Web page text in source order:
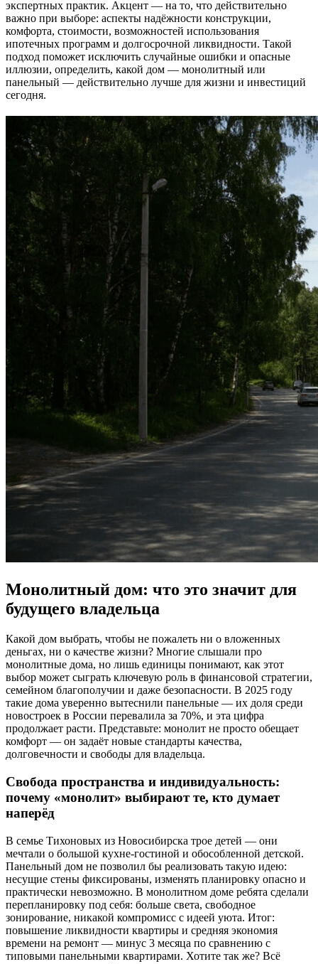
экспертных практик. Акцент — на то, что действительно
важно при выборе: аспекты надёжности конструкции,
комфорта, стоимости, возможностей использования
ипотечных программ и долгосрочной ликвидности. Такой
подход поможет исключить случайные ошибки и опасные
иллюзии, определить, какой дом — монолитный или
панельный — действительно лучше для жизни и инвестиций
сегодня.
Монолитный дом: что это значит для
будущего владельца
Какой дом выбрать, чтобы не пожалеть ни о вложенных
деньгах, ни о качестве жизни? Многие слышали про
монолитные дома, но лишь единицы понимают, как этот
выбор может сыграть ключевую роль в финансовой стратегии,
семейном благополучии и даже безопасности. В 2025 году
такие дома уверенно вытеснили панельные — их доля среди
новостроек в России перевалила за 70%, и эта цифра
продолжает расти. Представьте: монолит не просто обещает
комфорт — он задаёт новые стандарты качества,
долговечности и свободы для владельца.
Свобода пространства и индивидуальность:
почему «монолит» выбирают те, кто думает
наперёд
В семье Тихоновых из Новосибирска трое детей — они
мечтали о большой кухне-гостиной и обособленной детской.
Панельный дом не позволил бы реализовать такую идею:
несущие стены фиксированы, изменять планировку опасно и
практически невозможно. В монолитном доме ребята сделали
перепланировку под себя: больше света, свободное
зонирование, никакой компромисс с идеей уюта. Итог:
повышение ликвидности квартиры и средняя экономия
времени на ремонт — минус 3 месяца по сравнению с
типовыми панельными квартирами. Хотите так же? Всё